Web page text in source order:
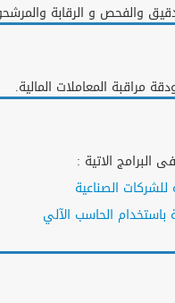
والفحص و الرقابة
مراقبة المعاملات المالية.
البرامج الاتية :
الصناعية
باستخدام الحاسب الآلي